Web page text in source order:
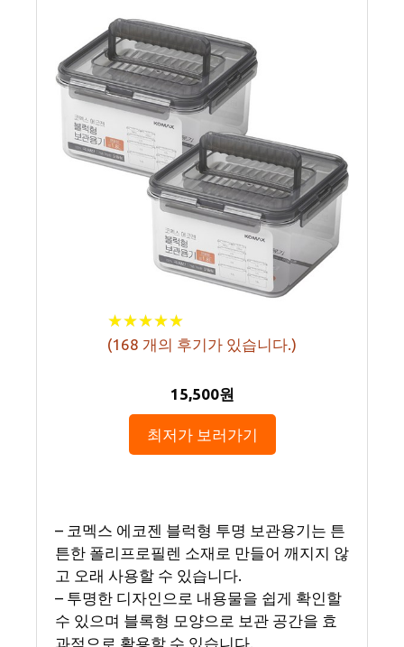
★★★★★
★★★★★
(168 개의 후기가 있습니다.)
15,500원
최저가 보러가기
– 코멕스 에코젠 블럭형 투명 보관용기는 튼
튼한 폴리프로필렌 소재로 만들어 깨지지 않
고 오래 사용할 수 있습니다.
– 투명한 디자인으로 내용물을 쉽게 확인할
수 있으며 블록형 모양으로 보관 공간을 효
과적으로 활용할 수 있습니다.